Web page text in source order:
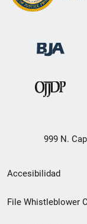
999 N.
Menú
de
Accesibilidad
File Whistleblower